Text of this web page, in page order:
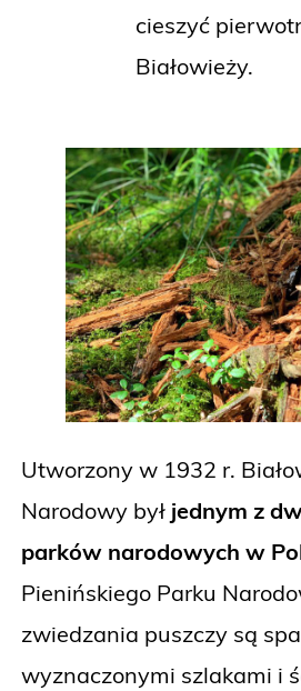
cieszyć
Białowieży.
Utworzony w 1932 r.
Narodowy był jednym z
parków narodowych w
Pienińskiego Parku
zwiedzania puszczy są
wyznaczonymi szlakami i